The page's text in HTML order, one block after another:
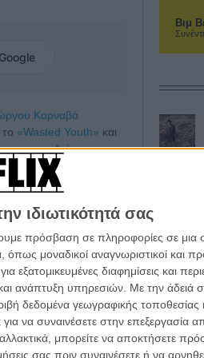
ιδιωτικότητά σας
πρόσβαση σε πληροφορίες σε
μοναδικοί αναγνωριστικοί και
διαφημίσεις και
ανάπτυξη υπηρεσιών. Με την άδειά
δεδομένα γεωγραφικής τοποθεσίας
να συναινέσετε στην επεξεργασία
μπορείτε να αποκτήσετε
σας πριν συναινέσετε ή να
Καρναβά
«Wasted Youth» και
την«Αιώνια
και να Κοιτάς»
αποφασίζει ν’
της Νοτιοανατολικής
γειτονικών χωρών,
η πρώτη εταιρεία
των χωρών της
ανάγκες της τοπικής
μας έχει
Βιμ